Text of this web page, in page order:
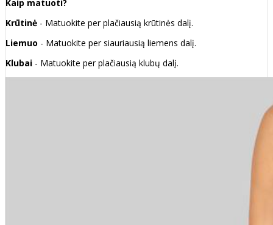
Kaip matuoti?
Krūtinė - Matuokite per plačiausią krūtinės dalį.
Liemuo - Matuokite per siauriausią liemens dalį.
Klubai - Matuokite per plačiausią klubų dalį.